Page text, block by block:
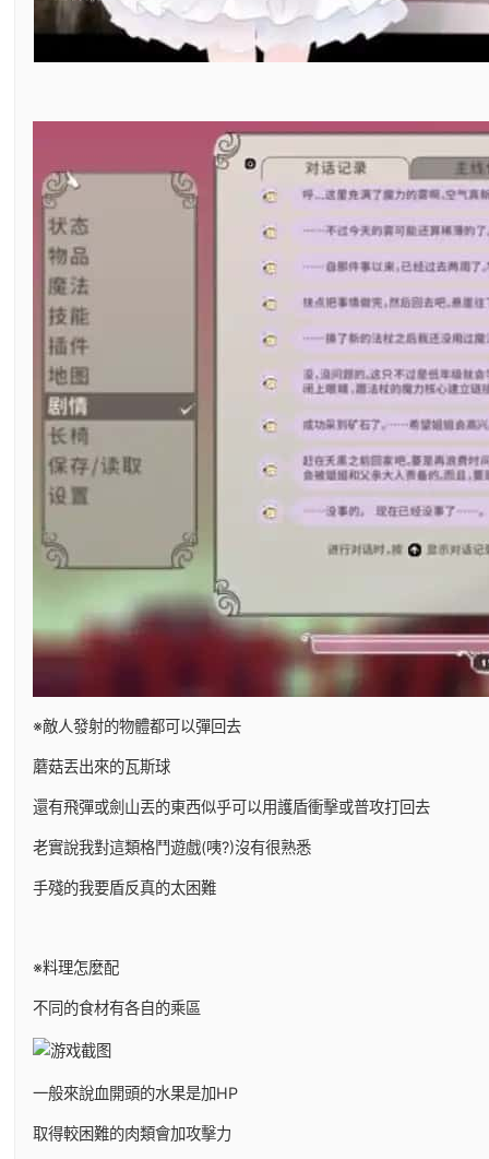
※敵人發射的物體都可以彈回去
蘑菇丟出來的瓦斯球
還有飛彈或劍山丟的東西似乎可以用護盾衝擊或普攻打回去
老實說我對這類格鬥遊戲(咦?)沒有很熟悉
手殘的我要盾反真的太困難
※料理怎麼配
不同的食材有各自的乘區
一般來說血開頭的水果是加HP
取得較困難的肉類會加攻擊力